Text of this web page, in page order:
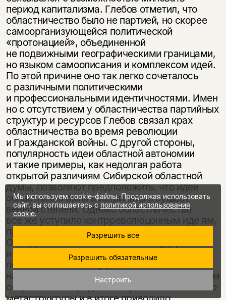
период капитализма. Глебов отметил, что
областничество было не партией, но скорее
самоорганизующейся политической
«протонацией», объединенной
не подвижными географическими границами,
но языком самоописания и комплексом идей.
По этой причине оно так легко сочеталось
с различными политическими
и профессиональными идентичностями. Имен
но с отсутствием у областничества партийных
структур и ресурсов Глебов связал крах
областничества во время революции
и Гражданской войны. С другой стороны,
популярность идеи областной автономии
и такие примеры, как недолгая работа
открытой различиям Сибирской областной
думы, позволяют предположить, что идеи
областников были восприняты в сущест
венной степени. Однако областничество
все же уступило контрреволюцонным иде ям,
пропагандировавшим гомогенность.
Отождествление Лениным в «Государстве
и революции» государства с классом,
положенное в основу раннесоветской
национальной политики, делало невозможным
сохранение гибридности в рамках какой-либо
Мы используем cookie-файлы. Продолжая использовать
сайт, вы соглашаетесь с политикой использования
cookie.
Разрешить все
Разрешить обязательные
Настроить